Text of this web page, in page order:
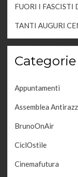
FUORI I FASCISTI
TANTI AUGURI
Categorie
Appuntamenti
Assemblea
BrunoOnAir
CiclOstile
Cinemafutura